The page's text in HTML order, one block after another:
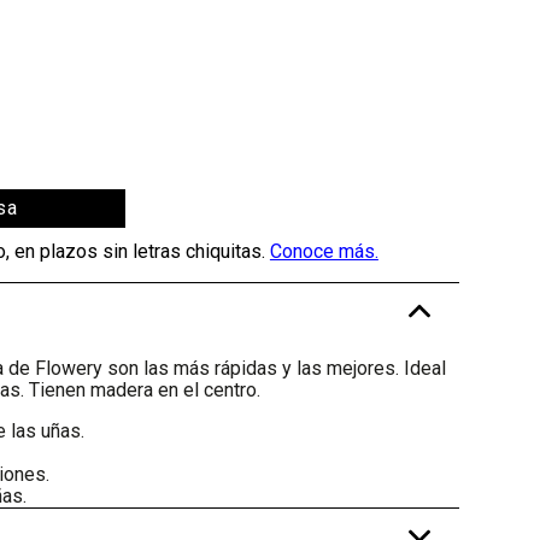
-
de Flowery son las más rápidas y las mejores. Ideal
Tienen madera en el centro.
las uñas.